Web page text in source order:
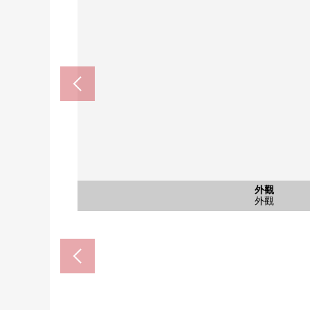
外觀
外觀
風景
風景
風景
外觀
外觀
外觀
外觀
外觀
入口
入口
入口
入口
入口
入口
入口
入口
入口
入口
入口
入口
外觀
外觀
西巢鴨站(都營地下鐵三田線
步行1分鐘
超市miraberu西巢鴨商店(約
步行2分鐘
共MODI飯田西巢鴨商店(約
步行9分鐘
豐島區立朝日小學(約
步行9分鐘
豐島區立巢鴨北中學(約
步行6分鐘